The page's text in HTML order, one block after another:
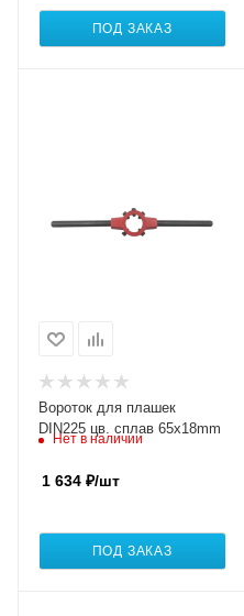
ПОД ЗАКАЗ
Вороток для плашек
DIN225 цв. сплав 65x18mm
Нет в наличии
1 634 ₽/шт
ПОД ЗАКАЗ